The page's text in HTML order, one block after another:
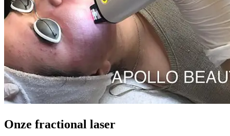
Onze fractional laser